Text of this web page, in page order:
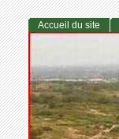
Accueil du site